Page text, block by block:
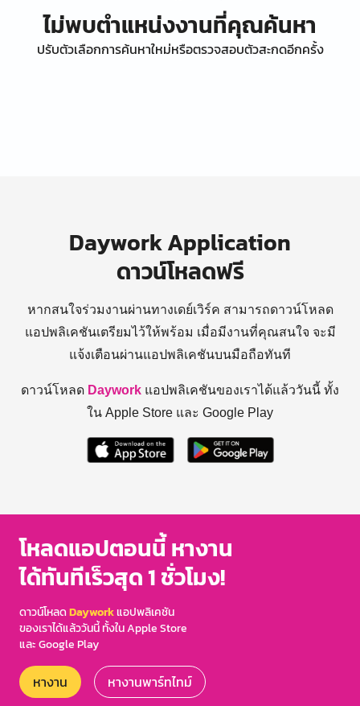
ไม่พบตำแหน่งงานที่คุณค้นหา
ปรับตัวเลือกการค้นหาใหม่หรือตรวจสอบตัวสะกดอีกครั้ง
Daywork Application
ดาวน์โหลดฟรี
หากสนใจร่วมงานผ่านทางเดย์เวิร์ค สามารถดาวน์โหลด
แอปพลิเคชันเตรียมไว้ให้พร้อม เมื่อมีงานที่คุณสนใจ จะมี
แจ้งเตือนผ่านแอปพลิเคชันบนมือถือทันที
ดาวน์โหลด Daywork แอปพลิเคชันของเราได้แล้ววันนี้ ทั้ง
ใน Apple Store และ Google Play
โหลดแอปตอนนี้ หางาน
ได้ทันทีเร็วสุด 1 ชั่วโมง!
ดาวน์โหลดDayworkแอปพลิเคชัน
ของเราได้แล้ววันนี้ ทั้งใน Apple Store
และ Google Play
หางาน หางานพาร์ทไทม์